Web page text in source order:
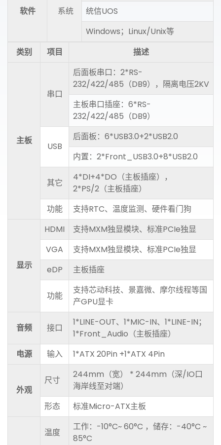
软件 系统
统信UOS
Windows；Linux/Unix等
类别
项目 描述
主板
串口
后面板串口：2*RS-
232/422/485（DB9），隔离电压2KV
主板串口插座：6*RS-
232/422/485（DB9）
USB
后面板：6*USB3.0+2*USB2.0
内置：2*Front_USB3.0+8*USB2.0
其它
4*DI+4*DO（主板插座），
2*PS/2（主板插座）
功能
支持RTC、温度监测、硬件看门狗
显示
HDMI
支持MXM独显模块、标准PCIe独显
VGA
支持MXM独显模块、标准PCIe独显
eDP
主板插座
功能
支持芯动科技、景嘉微、摩尔线程等国
产GPU显卡
音频 接口
1*LINE-OUT、1*MIC-IN、1*LINE-IN；
1*Front_Audio（主板插座）
电源
输入 1*ATX 20Pin +1*ATX 4Pin
外观
尺寸
244mm（宽） * 244mm（深/IO口
海岸线至对端）
形态
标准Micro-ATX主板
温度
工作：-10°C~ 60°C ，储存：-40°C ~
85°C